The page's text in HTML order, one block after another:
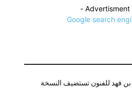
-
بن فهد للفنون تستضيف النسخة